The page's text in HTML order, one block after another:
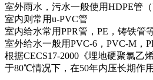
室外雨水，污水一般使用HDPE管（
室内则常用u-PVC管
室内给水常用PPR管，PE，铸铁管
室外给水一般用PVC-6，PVC-M，
根据CECS17-2000《埋地硬聚氯乙
于80℃情况下，在50年内压长期作